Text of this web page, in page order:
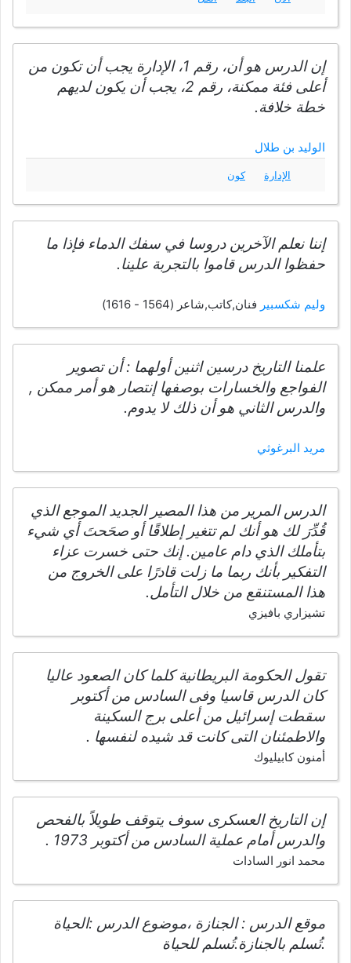
إن الدرس هو أن، رقم 1، الإدارة يجب أن تكون من
أعلى فئة ممكنة، رقم 2، يجب أن يكون لديهم
خطة خلافة.
الوليد بن طلال
الإدارة كون
إننا نعلم الآخرين دروسا في سفك الدماء فإذا ما
حفظوا الدرس قاموا بالتجربة علينا.
وليم شكسبير فنان,كاتب,شاعر (1564 - 1616)
علمنا التاريخ درسين اثنين أولهما : أن تصوير
الفواجع والخسارات بوصفها إنتصار هو أمر ممكن ,
والدرس الثاني هو أن ذلك لا يدوم.
مريد البرغوثي
الدرس المرير من هذا المصير الجديد الموجع الذي
قُدِّرَ لك هو أنك لم تتغير إطلاقًا أو صحَحتَ أي شيء
بتأملك الذي دام عامين. إنك حتى خسرت عزاء
التفكير بأنك ربما ما زلت قادرًا على الخروج من
هذا المستنقع من خلال التأمل.
تشيزاري بافيزي
تقول الحكومة البريطانية كلما كان الصعود عاليا
كان الدرس قاسيا وفى السادس من أكتوبر
سقطت إسرائيل من أعلى برج السكينة
والاطمئنان التى كانت قد شيده لنفسها .
أمنون كابيليوك
إن التاريخ العسكرى سوف يتوقف طويلاً بالفحص
والدرس أمام عملية السادس من أكتوبر 1973 .
محمد انور السادات
موقع الدرس : الجنازة ،موضوع الدرس :الحياة
.تُسلم بالجنازة.تُسلم للحياة